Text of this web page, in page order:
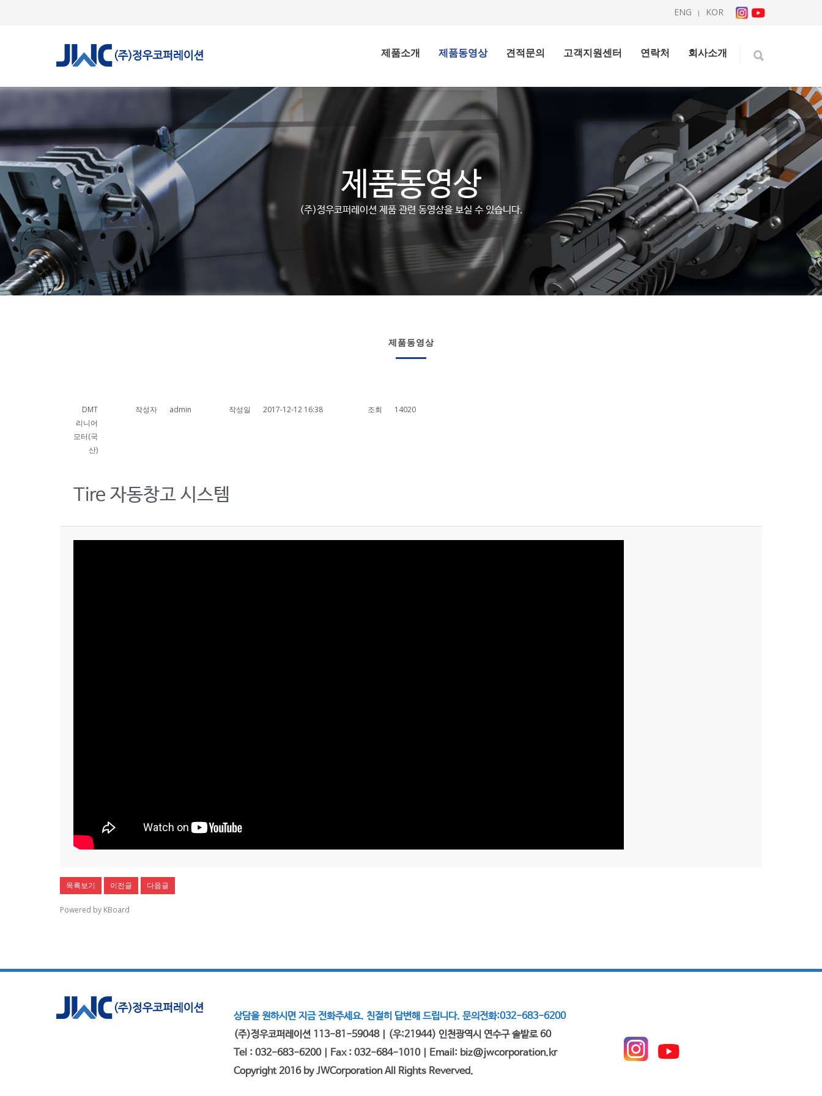
ENG KOR
제품소개 제품동영상 견적문의 고객지원센터 연락처 회사소개
제품동영상
(주)정우코퍼레이션 제품 관련 동영상을 보실 수 있습니다.
제품동영상
DMT
리니어
모터(국
산)
작성자 admin 작성일 2017-12-12 16:38 조회 14020
Tire 자동창고 시스템
목록보기 이전글 다음글
Powered by KBoard
상담을 원하시면 지금 전화주세요. 친절히 답변해 드립니다. 문의전화:032-683-6200
(주)정우코퍼레이션 113-81-59048 | (우:21944) 인천광역시 연수구 솔밭로 60
Tel : 032-683-6200 | Fax : 032-684-1010 | Email: biz@jwcorporation.kr
Copyright 2016 by JWCorporation All Rights Reverved.